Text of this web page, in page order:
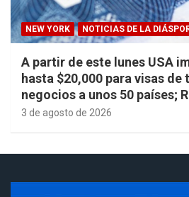
NEW YORK NOTICIAS DE LA
A partir de este lunes USA
hasta $20,000 para visas de
negocios a unos 50 países;
3 de agosto de 2026